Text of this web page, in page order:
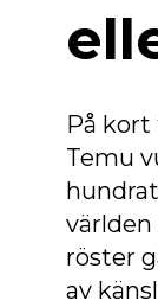
På
Temu
världen
röster
av